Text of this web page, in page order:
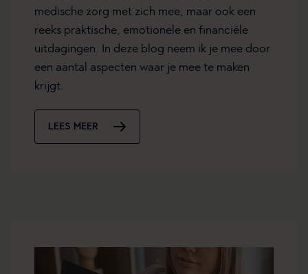
medische zorg met zich mee, maar ook een
reeks praktische, emotionele en financiële
uitdagingen. In deze blog neem ik je mee door
een aantal aspecten waar je mee te maken
krijgt.
LEES MEER